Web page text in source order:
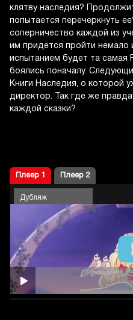
клятву наследия?
попытается перечеркнуть
соперничество каждой из
им придется пройти немало
испытанием будет та самая
боялись поначалу.
Книги Наследия, о которой
директор. Так где же
каждой сказки?
Плеер 1 Плеер 2
Дубляж